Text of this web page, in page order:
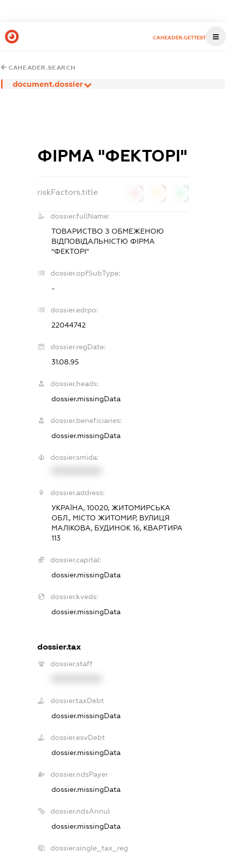
CAHEADER.GETTEST
CAHEADER.SEARCH
document.dossier
ФIРМА "ФЕКТОРI"
riskFactors.title
dossier.fullName:
ТОВАРИСТВО З ОБМЕЖЕНОЮ
ВІДПОВІДАЛЬНІСТЮ ФIРМА
"ФЕКТОРI"
dossier.opfSubType:
-
dossier.edrpo:
22044742
dossier.regDate:
31.08.95
dossier.heads:
dossier.missingData
dossier.beneficiaries:
dossier.missingData
dossier.smida:
dossier.address:
УКРАЇНА, 10020, ЖИТОМИРСЬКА
ОБЛ., МІСТО ЖИТОМИР, ВУЛИЦЯ
МАЛІКОВА, БУДИНОК 16, КВАРТИРА
113
dossier.capital:
dossier.missingData
dossier.kveds:
dossier.missingData
dossier.tax
dossier.staff
dossier.taxDebt
dossier.missingData
dossier.esvDebt
dossier.missingData
dossier.ndsPayer
dossier.missingData
dossier.ndsAnnul
dossier.missingData
dossier.single_tax_reg